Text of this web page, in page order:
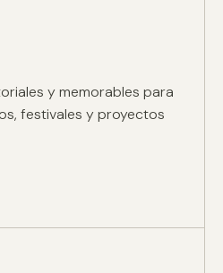
y memorables para
festivales y proyectos